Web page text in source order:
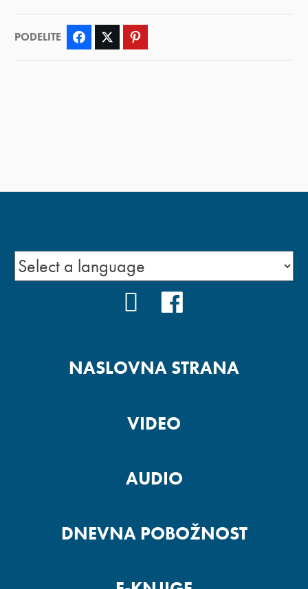
PODELITE Facebook Twitter
YOUTUBE
NASLOVNA STRANA
VIDEO
AUDIO
DNEVNA POBOŽNOST